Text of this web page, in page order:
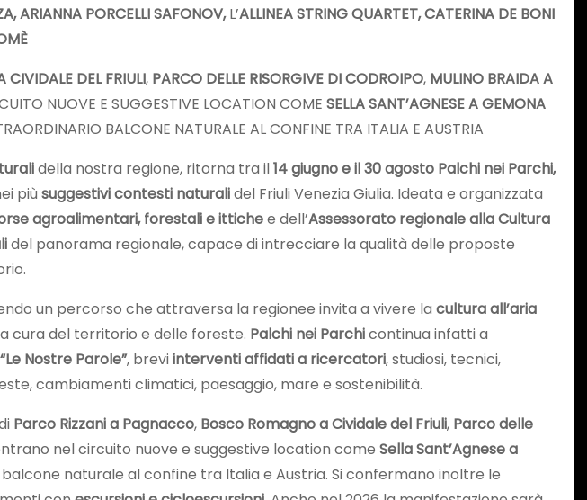
ARIANNA PORCELLI SAFONOV,L’ALLINEA STRING QUARTET, CATERINA DE BONI
DEL FRIULI, PARCO DELLE RISORGIVE DI CODROIPO, MULINO BRAIDA A
NUOVE E SUGGESTIVE LOCATION COME SELLA SANT’AGNESE A GEMONA
BALCONE NATURALE AL CONFINE TRA ITALIA E AUSTRIA
della nostra regione, ritorna tra il14 giugno e il 30 agosto Palchi nei Parchi,
più suggestivi contesti naturalidel Friuli Venezia Giulia. Ideata e organizzata
agroalimentari, forestali e ittichee dell’Assessorato regionale alla Cultura
del panorama regionale, capace di intrecciare la qualità delle proposte
un percorso che attraversa la regionee invita a vivere la cultura all’aria
cura del territorio e delle foreste. Palchi nei Parchicontinua infatti a
“Le Nostre Parole”, breviinterventi affidati a ricercatori, studiosi, tecnici,
cambiamenti climatici, paesaggio, mare e sostenibilità.
Parco Rizzani a Pagnacco, Bosco Romagno a Cividale del Friuli, Parco delle
nel circuito nuove e suggestive location come Sella Sant’Agnese a
naturale al confine tra Italia e Austria. Si confermano inoltre le